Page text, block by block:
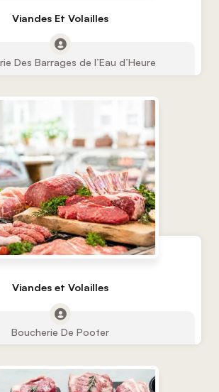
Viandes Et Volailles
Des Barrages de l’Eau d’Heure
Viandes et Volailles
Boucherie De Pooter